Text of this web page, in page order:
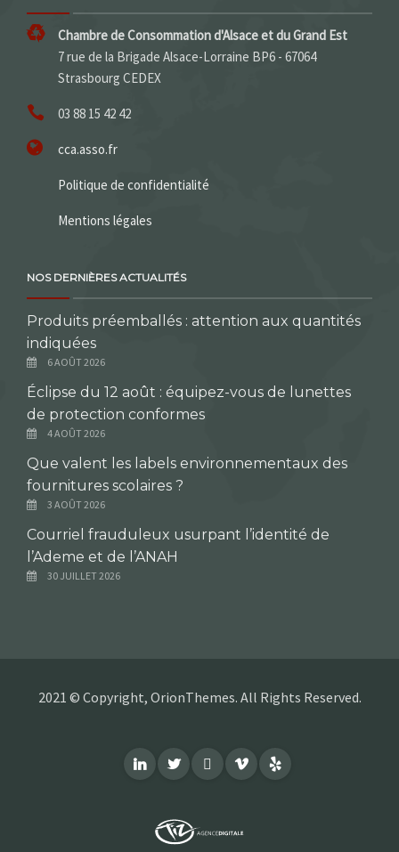
Chambre de Consommation d'Alsace et du Grand Est
7 rue de la Brigade Alsace-Lorraine BP6 - 67064
Strasbourg CEDEX
03 88 15 42 42
cca.asso.fr
Politique de confidentialité
Mentions légales
NOS DERNIÈRES ACTUALITÉS
Produits préemballés : attention aux quantités
indiquées
6 AOÛT 2026
Éclipse du 12 août : équipez-vous de lunettes
de protection conformes
4 AOÛT 2026
Que valent les labels environnementaux des
fournitures scolaires ?
3 AOÛT 2026
Courriel frauduleux usurpant l’identité de
l’Ademe et de l’ANAH
30 JUILLET 2026
2021 © Copyright, OrionThemes. All Rights Reserved.